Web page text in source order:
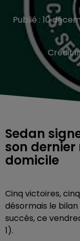
Publié : 10
Crédit
Sedan
son dernier
domicile
Cinq victoires,
désormais le bilan
succès, ce
1).